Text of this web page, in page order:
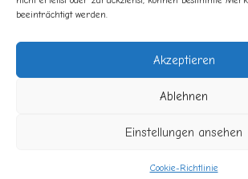
beeinträchtigt werden.
Akzeptieren
Ablehnen
Einstellungen ansehen
Cookie-Richtlinie
Datenschutz
vorbehalten.